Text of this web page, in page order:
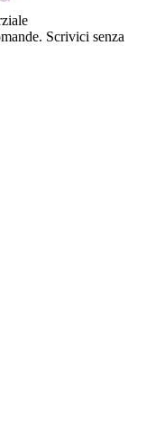
Scrivici senza